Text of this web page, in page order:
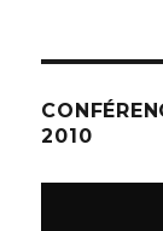
2010